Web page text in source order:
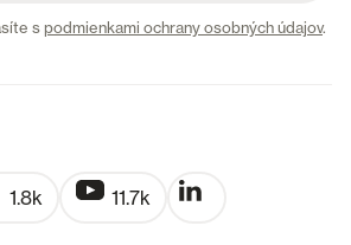
spodmienkami ochrany osobných údajov.
1.8k 11.7k